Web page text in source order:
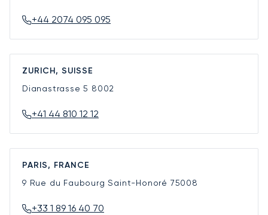
+44 2074 095 095
ZURICH, SUISSE
Dianastrasse 5 8002
+41 44 810 12 12
PARIS, FRANCE
9 Rue du Faubourg Saint-Honoré 75008
+33 1 89 16 40 70